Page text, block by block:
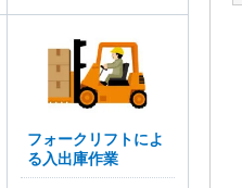
フォークリフトによ
る入出庫作業